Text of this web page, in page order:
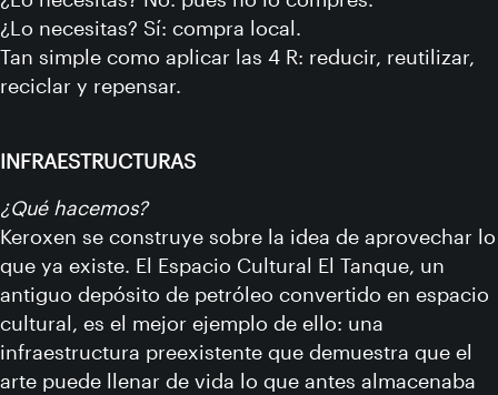
¿Lo necesitas? Sí: compra local.
Tan simple como aplicar las 4 R: reducir, reutilizar,
reciclar y repensar.
INFRAESTRUCTURAS
¿Qué hacemos?
Keroxen se construye sobre la idea de aprovechar lo
que ya existe. El Espacio Cultural El Tanque, un
antiguo depósito de petróleo convertido en espacio
cultural, es el mejor ejemplo de ello: una
infraestructura preexistente que demuestra que el
arte puede llenar de vida lo que antes almacenaba